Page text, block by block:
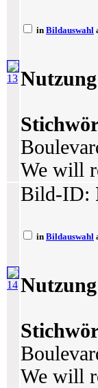
13
in Bildauswahl
We will
14
Bild-ID:
in Bildauswahl
We will